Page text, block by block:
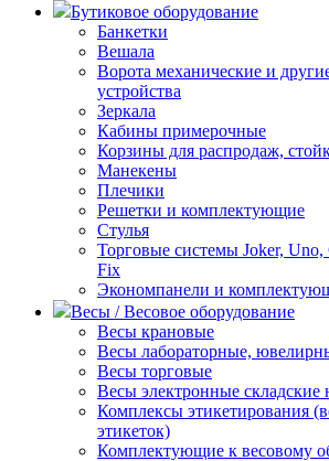
Бутиковое оборудование
Банкетки
Вешала
Ворота механические и
устройства
Зеркала
Кабины примерочные
Корзины для распродаж,
Манекены
Плечики
Решетки и комплектующие
Стулья
Торговые системы Joker,
Fix
Экономпанели и
Весы / Весовое оборудование
Весы крановые
Весы лабораторные,
Весы торговые
Весы электронные складские
Комплексы этикетирования
этикеток)
Комплектующие к весовому